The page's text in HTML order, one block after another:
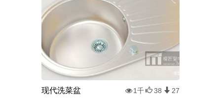
现代洗菜盆 1千 38 27